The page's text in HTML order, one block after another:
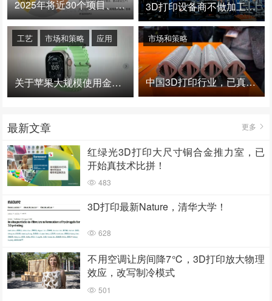
2025年将近30个项目、150亿投资：3D打印真的迎来爆发拐点了吗 3D打印设备商不做加工服务，就成了旁观者！
关于苹果大规模使用金属3D打印的思考
工艺 市场和策略 应用
中国3D打印行业，已真正进入爆发时代！
市场和策略
最新文章 更多
红绿光3D打印大尺寸铜合金推力室，已
开始真技术比拼！
483
3D打印最新Nature，清华大学！
628
不用空调让房间降7℃，3D打印放大物理
效应，改写制冷模式
501